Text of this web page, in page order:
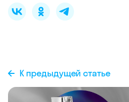
К предыдущей статье